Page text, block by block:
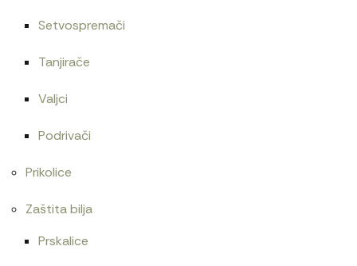
Setvospremači
Tanjirače
Valjci
Podrivači
Prikolice
Zaštita bilja
Prskalice